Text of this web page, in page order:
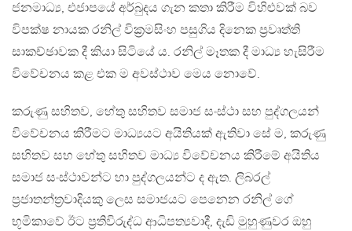
ජනමාධ්‍ය, එජාපයේ අර්බුදය ගැන කතා කිරීම විහිළුවක් බව
විපක්ෂ නායක රනිල් වික්‍රමසිංහ පසුගිය දිනෙක ප්‍රවෘත්ති
සාකච්ඡාවක දී කියා සිටියේ ය. රනිල් මෑතක දී මාධ්‍ය හැසිරීම
විවේචනය කළ එක ම අවස්ථාව මෙය නොවේ.
කරුණු සහිතව, හේතු සහිතව සමාජ සංස්ථා සහ පුද්ගලයන්
විවේචනය කිරීමට මාධ්‍යයට අයිතියක් ඇතිවා සේ ම, කරුණු
සහිතව සහ හේතු සහිතව මාධ්‍ය විවේචනය කිරීමේ අයිතිය
සමාජ සංස්ථාවන්ට හා පුද්ගලයන්ට ද ඇත. ලිබරල්
ප්‍රජාතන්ත්‍රවාදියකු ලෙස සමාජයට පෙනෙන රනිල් ගේ
භූමිකාවේ ඊට ප්‍රතිවිරුද්ධ ආධිපත්‍යවාදී, දැඩි මුහුණුවර ඔහු